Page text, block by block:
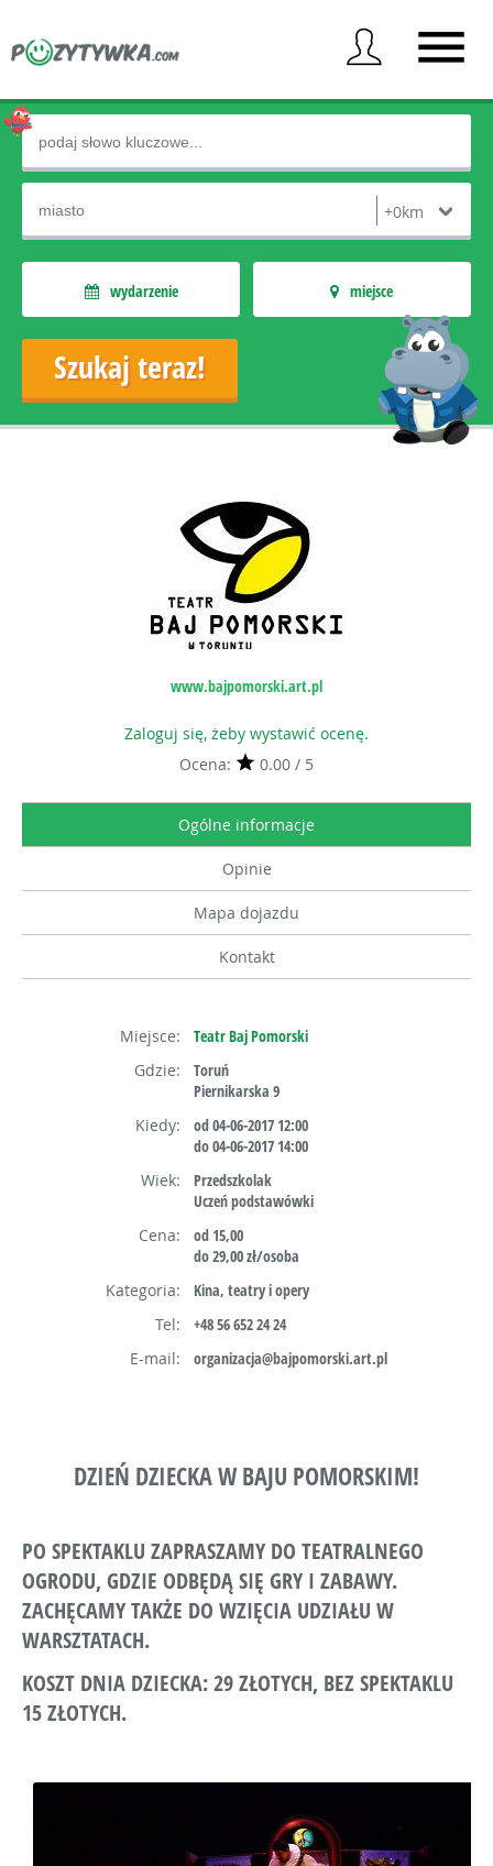
wydarzenie miejsce
www.bajpomorski.art.pl
Zaloguj się, żeby wystawić ocenę.
Ocena:
0.00 / 5
Ogólne informacje
Opinie
Mapa dojazdu
Kontakt
Miejsce:
Teatr Baj Pomorski
Gdzie:
Toruń
Piernikarska 9
Kiedy:
od 04-06-2017 12:00
do 04-06-2017 14:00
Wiek:
Przedszkolak
Uczeń podstawówki
Cena:
od 15,00
do 29,00 zł/osoba
Kategoria:
Kina, teatry i opery
Tel:
+48 56 652 24 24
E-mail:
organizacja@bajpomorski.art.pl
DZIEŃ DZIECKA W BAJU POMORSKIM!
PO SPEKTAKLU ZAPRASZAMY DO TEATRALNEGO
OGRODU, GDZIE ODBĘDĄ SIĘ GRY I ZABAWY.
ZACHĘCAMY TAKŻE DO WZIĘCIA UDZIAŁU W
WARSZTATACH.
KOSZT DNIA DZIECKA: 29 ZŁOTYCH, BEZ SPEKTAKLU
15 ZŁOTYCH.